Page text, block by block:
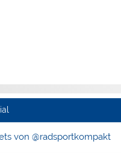
von @radsportkompakt